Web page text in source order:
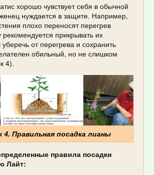
хорошо чувствует себя в обычной
нуждается в защите. Например,
плохо переносят перегрев
прикрывать их
от перегрева и сохранить
обильный, но не слишком
4).
4. Правильная посадка лианы
правила посадки
Лайт: